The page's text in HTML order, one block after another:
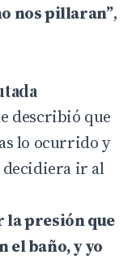
nos pillaran”,
describió que
lo ocurrido y
decidiera ir al
la presión que
el baño, y yo